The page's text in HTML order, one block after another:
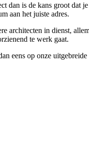
dan is de kans groot
aan het juiste adres.
architecten in dienst,
te werk gaat.
eens op onze